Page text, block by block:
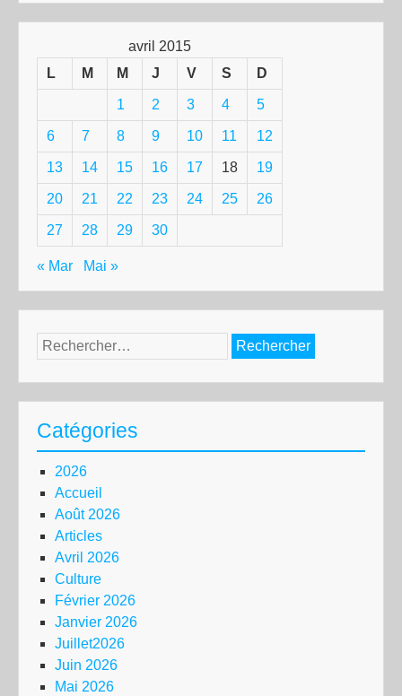
avril 2015
L
M M J V S D
1 2 3 4 5
6 7 8 9 10 11 12
13 14 15 16 17 18 19
20 21 22 23 24 25 26
27 28 29 30
« Mar Mai »
Rechercher :
Catégories
2026
Accueil
Août 2026
Articles
Avril 2026
Culture
Février 2026
Janvier 2026
Juillet2026
Juin 2026
Mai 2026